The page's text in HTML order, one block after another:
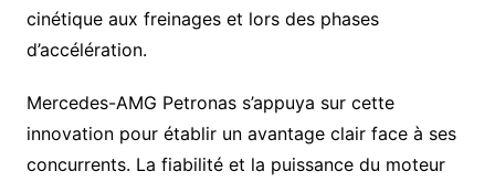
cinétique aux freinages et lors des phases
d’accélération.
Mercedes-AMG Petronas s’appuya sur cette
innovation pour établir un avantage clair face à ses
concurrents. La fiabilité et la puissance du moteur